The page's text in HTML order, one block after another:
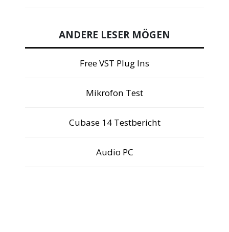
ANDERE LESER MÖGEN
Free VST Plug Ins
Mikrofon Test
Cubase 14 Testbericht
Audio PC